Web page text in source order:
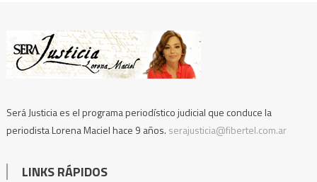
Será Justicia es el programa periodístico judicial que conduce la
periodista Lorena Maciel hace 9 años. serajusticia@fibertel.com.ar
LINKS RÁPIDOS